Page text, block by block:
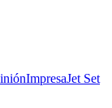
ImpresaJet Set